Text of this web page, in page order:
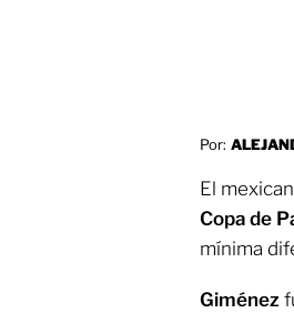
Por:
El
Copa de
mínima
Giménez